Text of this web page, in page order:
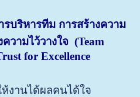
ริหารทีม การสร้างความ
วามไว้วางใจ (Team
for Excellence
งานได้ผลคนได้ใจ